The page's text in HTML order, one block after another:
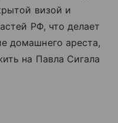
визой и
РФ, что делает
домашнего ареста,
на Павла Сигала